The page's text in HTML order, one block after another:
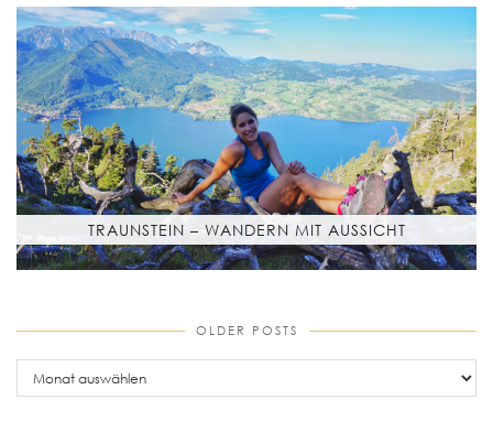
TRAUNSTEIN – WANDERN MIT AUSSICHT
OLDER POSTS
older
posts